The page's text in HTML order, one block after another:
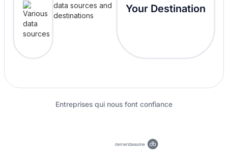
Your Destination
Entreprises qui nous font confiance